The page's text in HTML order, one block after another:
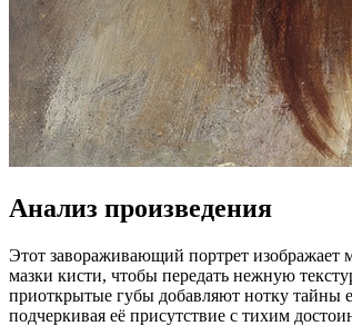
Анализ произведения
Этот завораживающий портрет
мазки кисти, чтобы передать нежную
приоткрытые губы добавляют нотку тайны
подчеркивая её присутствие с тихим